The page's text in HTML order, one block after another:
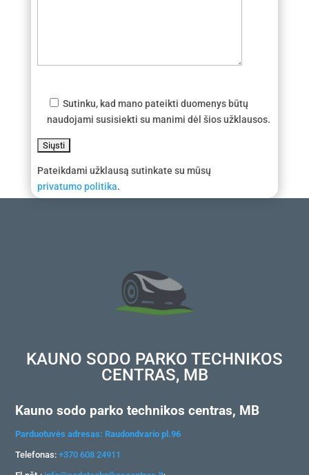
Sutinku, kad mano pateikti duomenys būtų
naudojami susisiekti su manimi dėl šios užklausos.
Pateikdami užklausą sutinkate su mūsų
privatumo politika.
KAUNO SODO PARKO TECHNIKOS
CENTRAS, MB
Kauno sodo parko technikos centras, MB
Parduotuvės adresas: Raudondvario pl.96
Telefonas:+370 608 24911